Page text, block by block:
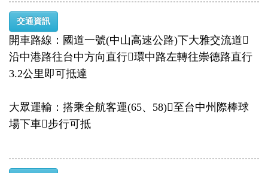
交通資訊
開車路線：國道一號(中山高速公路)下大雅交流道
沿中港路往台中方向直行環中路左轉往崇德路直行
3.2公里即可抵達
大眾運輸：搭乘全航客運(65、58)至台中州際棒球
場下車步行可抵